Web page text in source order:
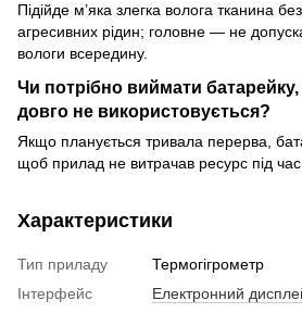
Підійде м’яка злегка волога тканина
агресивних рідин; головне — не
вологи всередину.
Чи потрібно виймати
довго не використовується?
Якщо планується тривала перерва,
щоб прилад не витрачав ресурс під час
Характеристики
Тип приладу
Термогігрометр
Інтерфейс
Електронний